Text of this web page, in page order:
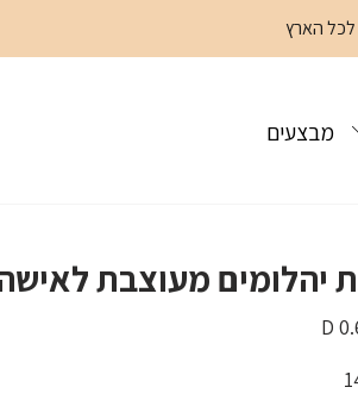
הארץ
מבצעים
יהלומים מעוצבת לאישה
D